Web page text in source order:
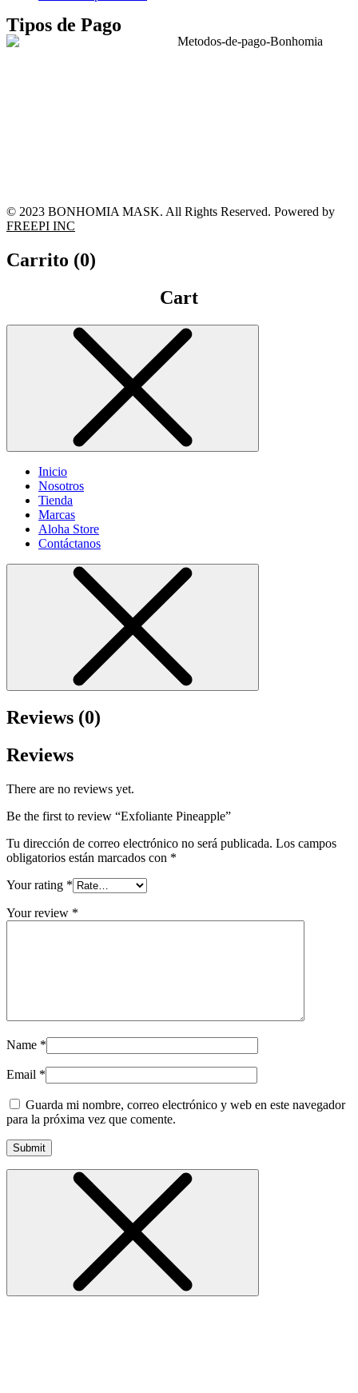
Tipos de Pago
© 2023 BONHOMIA MASK. All Rights Reserved. Powered by
FREEPI INC
Carrito (0)
Cart
Inicio
Nosotros
Tienda
Marcas
Aloha Store
Contáctanos
Reviews (0)
Reviews
There are no reviews yet.
Be the first to review “Exfoliante Pineapple”
Tu dirección de correo electrónico no será publicada. Los campos
obligatorios están marcados con *
Your rating *
Your review *
Name *
Email *
Guarda mi nombre, correo electrónico y web en este navegador
para la próxima vez que comente.